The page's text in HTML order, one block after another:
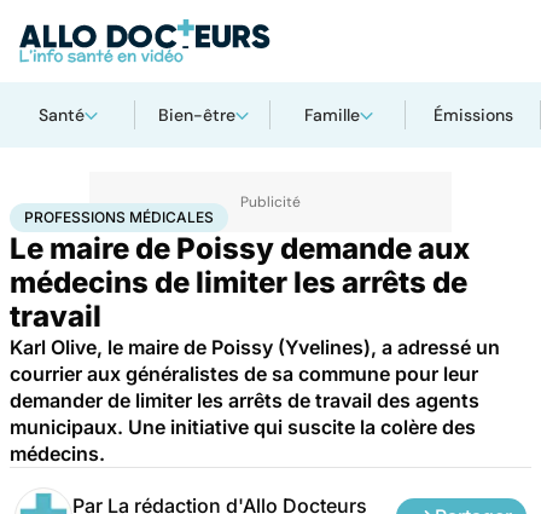
Santé Bien-être Famille Émissions
AccueilSantéProfessions médicales
PROFESSIONS MÉDICALES
Le maire de Poissy demande aux
médecins de limiter les arrêts de
travail
Karl Olive, le maire de Poissy (Yvelines), a adressé un
courrier aux généralistes de sa commune pour leur
demander de limiter les arrêts de travail des agents
municipaux. Une initiative qui suscite la colère des
médecins.
Par La rédaction d'Allo Docteurs